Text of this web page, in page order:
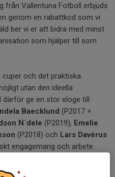
från Vallentuna Fotboll erbjuds
genom en rabattkod som vi
ber vi er att bidra med minst
som hjälper till som
och det praktiska
utan den ideella
därför ge en stor eloge till
Baecklund (P2017 +
N´dele (P2019), Emelie
(P2018) och Lars Davérus
engagemang och arbete.
mänger med tankar